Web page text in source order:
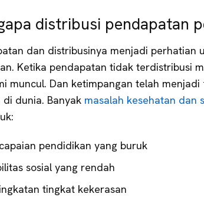
distribusi pendapatan
dan distribusinya menjadi perhatian
Ketika pendapatan tidak terdistribusi
muncul. Dan ketimpangan telah
di dunia. Banyak masalah kesehatan dan
pendidikan yang buruk
sosial yang rendah
tingkat kekerasan